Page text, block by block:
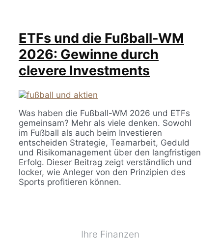
ETFs und die Fußball-WM
2026: Gewinne durch
clevere Investments
Was haben die Fußball-WM 2026 und ETFs
gemeinsam? Mehr als viele denken. Sowohl
im Fußball als auch beim Investieren
entscheiden Strategie, Teamarbeit, Geduld
und Risikomanagement über den langfristigen
Erfolg. Dieser Beitrag zeigt verständlich und
locker, wie Anleger von den Prinzipien des
Sports profitieren können.
Ihre Finanzen